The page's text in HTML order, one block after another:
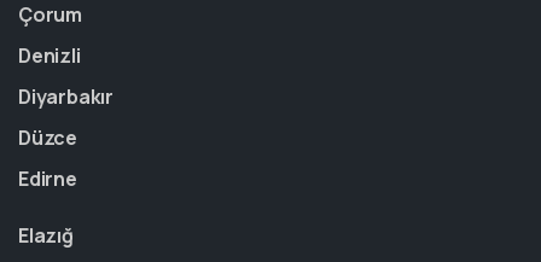
Çorum
Denizli
Diyarbakır
Düzce
Edirne
Elazığ